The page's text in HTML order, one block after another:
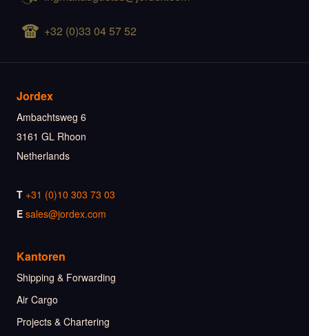
+32 (0)33 04 57 52
Jordex
Ambachtsweg 6
3161 GL Rhoon
Netherlands
T +31 (0)10 303 73 03
E sales@jordex.com
Kantoren
Shipping & Forwarding
Air Cargo
Projects & Chartering